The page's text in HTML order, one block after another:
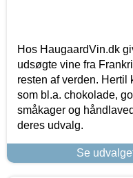
Hos HaugaardVin.dk
udsøgte vine fra
resten af verden. Hertil
som bl.a. chokolade,
småkager og
deres udvalg.
Se